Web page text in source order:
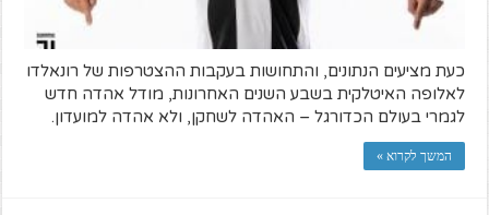
כעת מציעים הנתונים, והתחושות בעקבות ההצטרפות של רונאלדו
לאלופה האיטלקית בשבע השנים האחרונות, מודל אהדה חדש
לגמרי בעולם הכדורגל – האהדה לשחקן, ולא אהדה למועדון.
המשך לקרוא »